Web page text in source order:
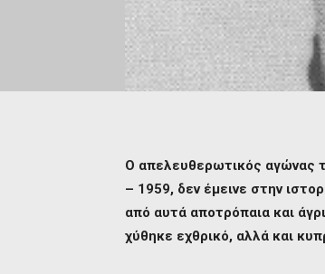
Ο απελευθερωτικός αγώνας
– 1959, δεν έμεινε στην
από αυτά αποτρόπαια και
χύθηκε εχθρικό, αλλά και